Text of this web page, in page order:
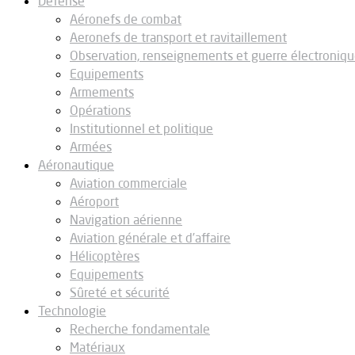
Aéronefs de combat
Aeronefs de transport et ravitaillement
Observation, renseignements et guerre
Equipements
Armements
Opérations
Institutionnel et politique
Armées
Aéronautique
Aviation commerciale
Aéroport
Navigation aérienne
Aviation générale et d’affaire
Hélicoptères
Equipements
Sûreté et sécurité
Technologie
Recherche fondamentale
Matériaux